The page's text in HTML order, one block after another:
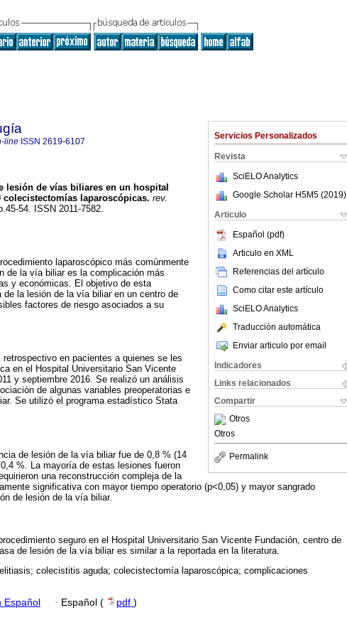
Servicios Personalizados
Revista
SciELO Analytics
Google Scholar H5M5 (2019)
Articulo
Español (pdf)
Articulo en XML
Referencias del artículo
Como citar este artículo
SciELO Analytics
Traducción automática
Enviar articulo por email
Indicadores
Links relacionados
Compartir
Otros
Otros
Permalink
line ISSN 2619-6107
lesión de vías biliares en un hospital
laparoscópicas. rev.
54. ISSN 2011-7582.
laparoscópico más comúnmente
de la vía biliar es la complicación más
y económicas. El objetivo de esta
la lesión de la vía biliar en un centro de
factores de riesgo asociados a su
en pacientes a quienes se les
en el Hospital Universitario San Vicente
y septiembre 2016. Se realizó un análisis
de algunas variables preoperatorias e
Se utilizó el programa estadístico Stata
de lesión de la vía biliar fue de 0,8 % (14
%. La mayoría de estas lesiones fueron
una reconstrucción compleja de la
significativa con mayor tiempo operatorio (p<0,05) y mayor sangrado
de lesión de la vía biliar.
seguro en el Hospital Universitario San Vicente Fundación, centro de
de lesión de la vía biliar es similar a la reportada en la literatura.
colecistitis aguda; colecistectomía laparoscópica; complicaciones
Español · Español ( pdf )